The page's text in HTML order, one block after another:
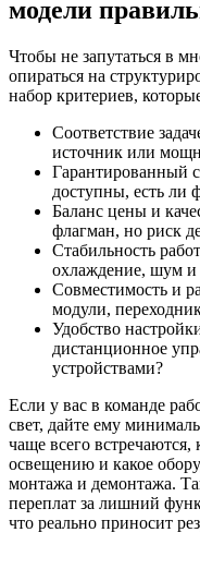
модели
Чтобы не запутаться в
опираться на
набор критериев,
Соответствие
источник или
Гарантированный
доступны, есть ли
Баланс цены и
флагман, но риск
Стабильность
охлаждение, шум и
Совместимость и
модули,
Удобство
дистанционное
устройствами?
Если у вас в команде
свет, дайте ему
чаще всего
освещению и какое
монтажа и демонтажа.
переплат за лишний
что реально приносит